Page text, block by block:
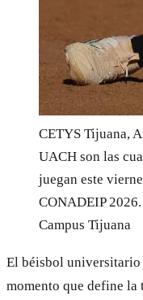
CETYS Tijuana,
UACH son las
juegan este
CONADEIP 2026.
Campus Tijuana
El béisbol universitario
momento que define la